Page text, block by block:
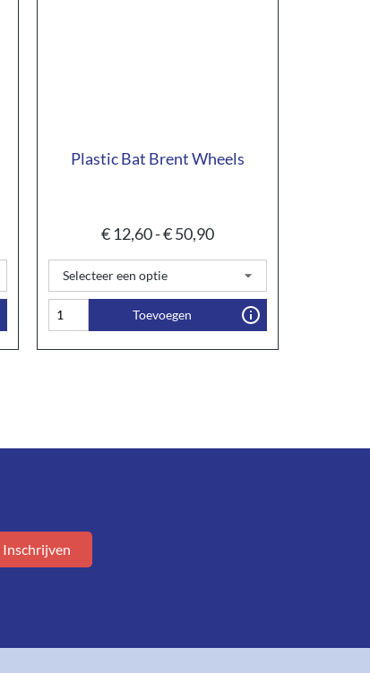
Plastic Bat Brent Wheels
€ 12,60-€50,90
Toevoegen
Inschrijven